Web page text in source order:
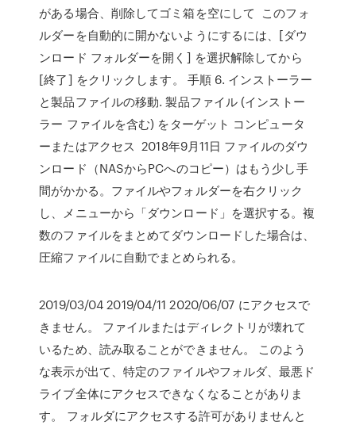
がある場合、削除してゴミ箱を空にして このフォ
ルダーを自動的に開かないようにするには、[ダウ
ンロード フォルダーを開く] を選択解除してから
[終了] をクリックします。 手順 6. インストーラー
と製品ファイルの移動. 製品ファイル (インストー
ラー ファイルを含む) をターゲット コンピュータ
ーまたはアクセス 2018年9月11日 ファイルのダウ
ンロード（NASからPCへのコピー）はもう少し手
間がかかる。ファイルやフォルダーを右クリック
し、メニューから「ダウンロード」を選択する。複
数のファイルをまとめてダウンロードした場合は、
圧縮ファイルに自動でまとめられる。
2019/03/04 2019/04/11 2020/06/07 にアクセスで
きません。 ファイルまたはディレクトリが壊れて
いるため、読み取ることができません。 このよう
な表示が出て、特定のファイルやフォルダ、最悪ド
ライブ全体にアクセスできなくなることがありま
す。 フォルダにアクセスする許可がありませんと